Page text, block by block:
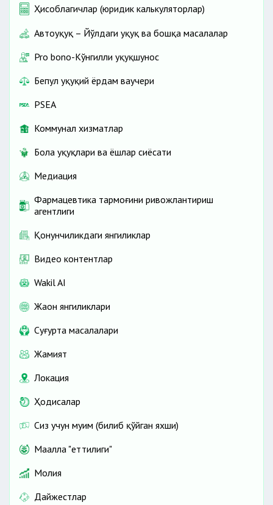
Ҳисоблагичлар (юридик калькуляторлар)
Автоҳуқуқ – Йўлдаги ҳуқуқ ва бошқа масалалар
Pro bono-Кўнгилли ҳуқуқшунос
Бепул ҳуқуқий ёрдам ваучери
PSEA
Коммунал хизматлар
Бола ҳуқуқлари ва ёшлар сиёсати
Медиация
Фармацевтика тармоғини ривожлантириш
агентлиги
Қонунчиликдаги янгиликлар
Видео контентлар
Wakil AI
Жаҳон янгиликлари
Cуғурта масалалари
Жамият
Локация
Ҳодисалар
Сиз учун муҳим (билиб қўйган яхши)
Маҳалла "еттилиги"
Молия
Дайжестлар